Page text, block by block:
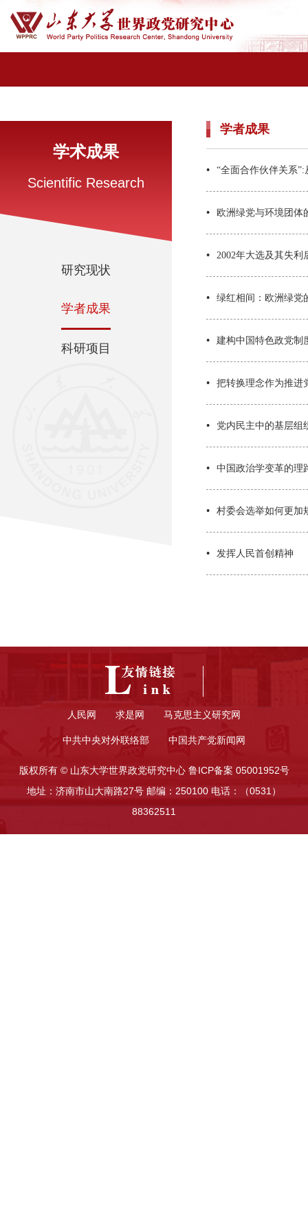
学术成果
Scientific Research
研究现状
学者成果
科研项目
学者成果
“全面合作伙伴关系
欧洲绿党与环境团
2002年大选及其失利
绿红相间：欧洲绿党
建构中国特色政党制
把转换理念作为推进
党内民主中的基层组
中国政治学变革的理
村委会选举如何更加
发挥人民首创精神
人民网 求是网 马克思主义研究网
中共中央对外联络部 中国共产党新闻网
版权所有 © 山东大学世界政党研究中心 鲁ICP备案 05001952号
地址：济南市山大南路27号 邮编：250100 电话：（0531）
88362511